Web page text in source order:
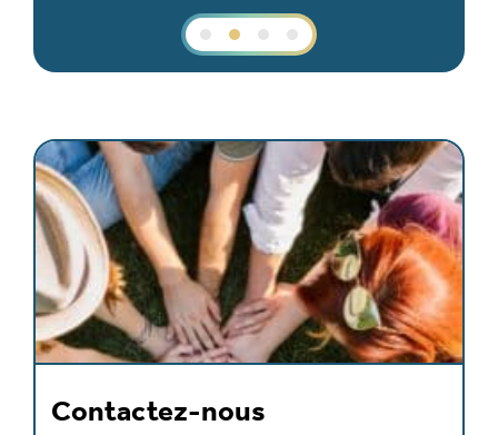
Contactez-nous